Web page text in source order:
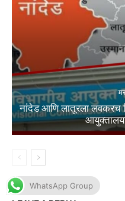
WhatsApp Group